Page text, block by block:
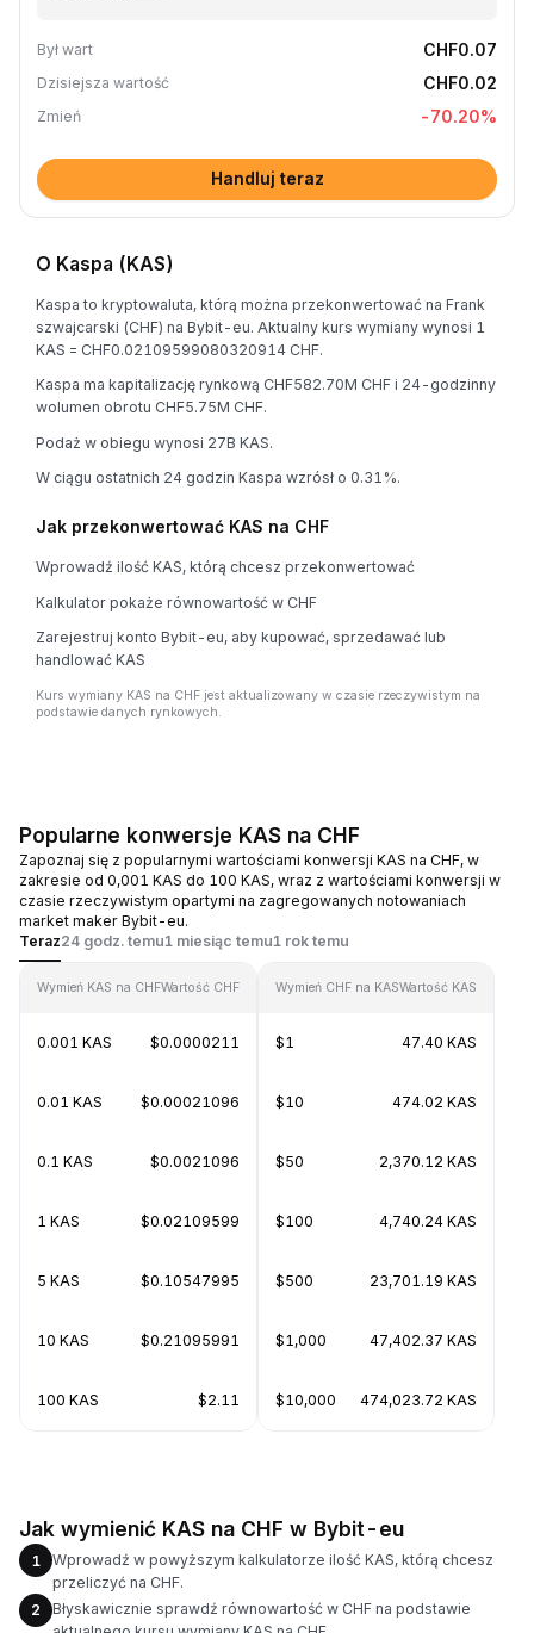
Był wart CHF0.07
Dzisiejsza wartość CHF0.02
Zmień -70.20%
Handluj teraz
O Kaspa (KAS)
Kaspa to kryptowaluta, którą można przekonwertować na Frank
szwajcarski (CHF) na Bybit-eu. Aktualny kurs wymiany wynosi 1
KAS = CHF0.02109599080320914 CHF.
Kaspa ma kapitalizację rynkową CHF582.70M CHF i 24-godzinny
wolumen obrotu CHF5.75M CHF.
Podaż w obiegu wynosi 27B KAS.
W ciągu ostatnich 24 godzin Kaspa wzrósł o 0.31%.
Jak przekonwertować KAS na CHF
Wprowadź ilość KAS, którą chcesz przekonwertować
Kalkulator pokaże równowartość w CHF
Zarejestruj konto Bybit-eu, aby kupować, sprzedawać lub
handlować KAS
Kurs wymiany KAS na CHF jest aktualizowany w czasie rzeczywistym na
podstawie danych rynkowych.
Popularne konwersje KAS na CHF
Zapoznaj się z popularnymi wartościami konwersji KAS na CHF, w
zakresie od 0,001 KAS do 100 KAS, wraz z wartościami konwersji w
czasie rzeczywistym opartymi na zagregowanych notowaniach
market maker Bybit-eu.
Teraz24 godz. temu1 miesiąc temu1 rok temu
Wymień KAS na CHFWartość CHF
0.001 KAS $0.0000211
0.01 KAS $0.00021096
0.1 KAS $0.0021096
1 KAS $0.02109599
5 KAS $0.10547995
10 KAS $0.21095991
100 KAS $2.11
Wymień CHF na KASWartość KAS
$1 47.40 KAS
$10 474.02 KAS
$50 2,370.12 KAS
$100 4,740.24 KAS
$500 23,701.19 KAS
$1,000 47,402.37 KAS
$10,000 474,023.72 KAS
Jak wymienić KAS na CHF w Bybit-eu
1
Wprowadź w powyższym kalkulatorze ilość KAS, którą chcesz
przeliczyć na CHF.
2
Błyskawicznie sprawdź równowartość w CHF na podstawie